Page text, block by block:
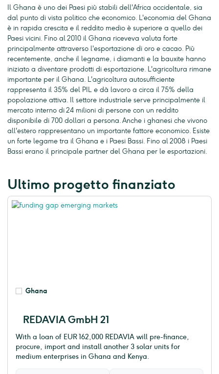
Il Ghana è uno dei Paesi più stabili dell'Africa occidentale, sia
dal punto di vista politico che economico. L'economia del Ghana
è in rapida crescita e il reddito medio è superiore a quello dei
Paesi vicini. Fino al 2010 il Ghana riceveva valuta forte
principalmente attraverso l'esportazione di oro e cacao. Più
recentemente, anche il legname, i diamanti e la bauxite hanno
iniziato a diventare prodotti di esportazione. L'agricoltura rimane
importante per il Ghana. L'agricoltura autosufficiente
rappresenta il 35% del PIL e dà lavoro a circa il 75% della
popolazione attiva. Il settore industriale serve principalmente il
mercato interno di 24 milioni di persone con un reddito
disponibile di 700 dollari a persona. Anche i ghanesi che vivono
all'estero rappresentano un importante fattore economico. Esiste
un forte legame tra il Ghana e i Paesi Bassi. Fino al 2008 i Paesi
Bassi erano il principale partner del Ghana per le esportazioni.
Ultimo progetto finanziato
Ghana
REDAVIA GmbH 21
With a loan of EUR 162,000 REDAVIA will pre-finance,
procure, import and install another 3 solar units for
medium enterprises in Ghana and Kenya.